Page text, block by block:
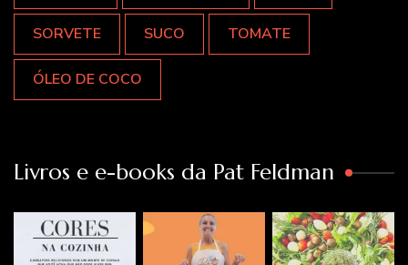
SORVETE SUCO TOMATE
ÓLEO DE COCO
Livros e e-books da Pat Feldman